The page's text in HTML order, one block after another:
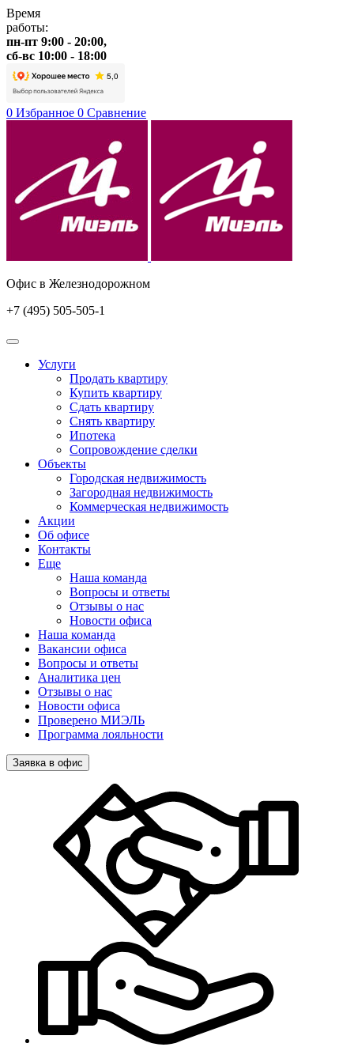
Время
работы:
пн-пт 9:00 - 20:00,
сб-вс 10:00 - 18:00
0 Избранное 0 Сравнение
Офис в Железнодорожном
+7 (495) 505-505-1
Услуги
Продать квартиру
Купить квартиру
Сдать квартиру
Снять квартиру
Ипотека
Сопровождение сделки
Объекты
Городская недвижимость
Загородная недвижимость
Коммерческая недвижимость
Акции
Об офисе
Контакты
Еще
Наша команда
Вопросы и ответы
Отзывы о нас
Новости офиса
Наша команда
Вакансии офиса
Вопросы и ответы
Аналитика цен
Отзывы о нас
Новости офиса
Проверено МИЭЛЬ
Программа лояльности
Заявка в офис